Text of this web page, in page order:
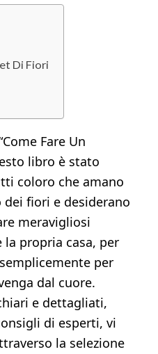
Di Fiori
Fare Un
libro è stato
coloro che amano
dei fiori e desiderano
meravigliosi
propria casa, per
per
dal cuore.
e dettagliati,
di esperti, vi
la selezione